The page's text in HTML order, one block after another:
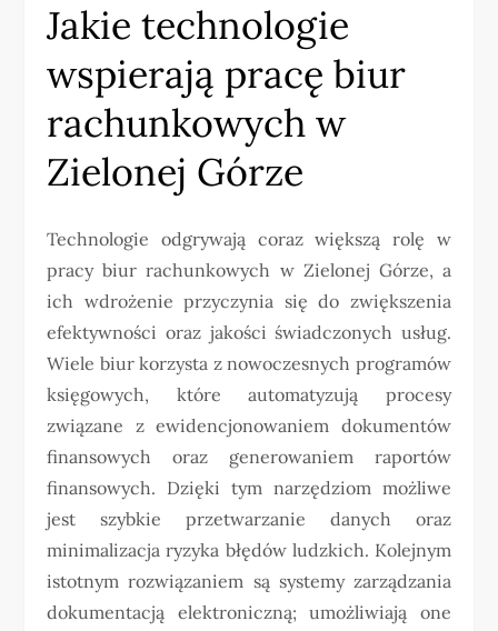
Jakie technologie
wspierają pracę biur
rachunkowych w
Zielonej Górze
Technologie odgrywają coraz większą rolę w
pracy biur rachunkowych w Zielonej Górze, a
ich wdrożenie przyczynia się do zwiększenia
efektywności oraz jakości świadczonych usług.
Wiele biur korzysta z nowoczesnych programów
księgowych, które automatyzują procesy
związane z ewidencjonowaniem dokumentów
finansowych oraz generowaniem raportów
finansowych. Dzięki tym narzędziom możliwe
jest szybkie przetwarzanie danych oraz
minimalizacja ryzyka błędów ludzkich. Kolejnym
istotnym rozwiązaniem są systemy zarządzania
dokumentacją elektroniczną; umożliwiają one